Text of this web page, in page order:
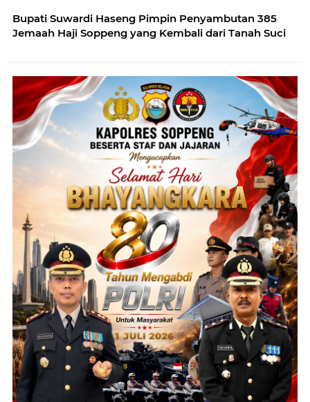
Bupati Suwardi Haseng Pimpin Penyambutan 385
Jemaah Haji Soppeng yang Kembali dari Tanah Suci